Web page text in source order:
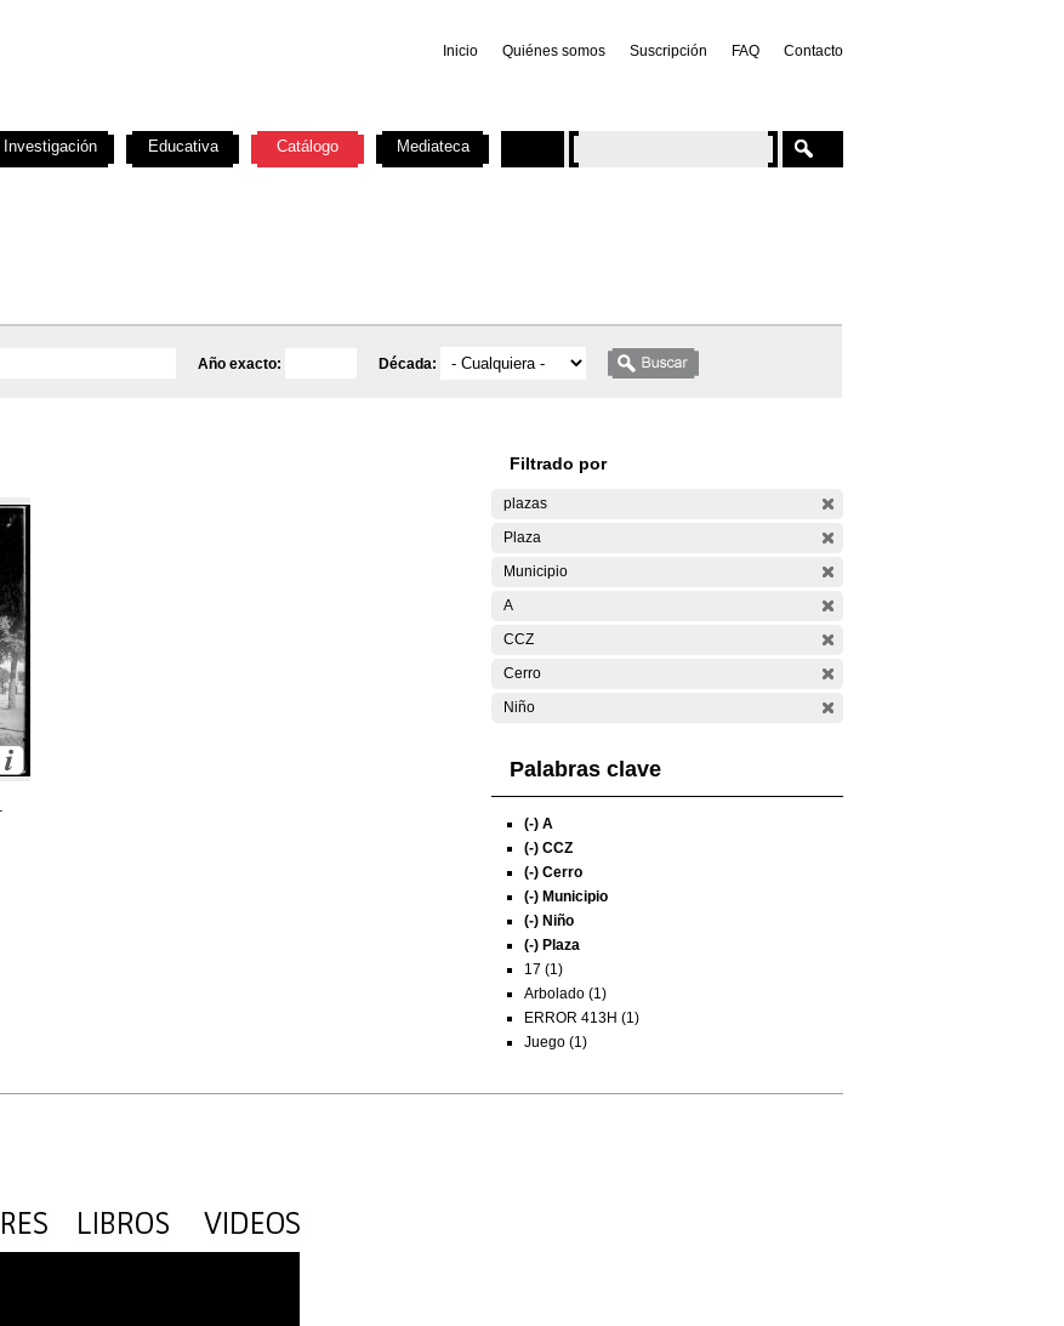
Inicio Quiénes somos Suscripción FAQ Contacto
Año exacto: Década:
Filtrado por
plazas
Plaza
Municipio
A
CCZ
Cerro
Niño
Palabras clave
(-) A
(-) CCZ
(-) Cerro
(-) Municipio
(-) Niño
(-) Plaza
17 (1)
Arbolado (1)
ERROR 413H (1)
Juego (1)
Investigación Educativa Catálogo Mediateca